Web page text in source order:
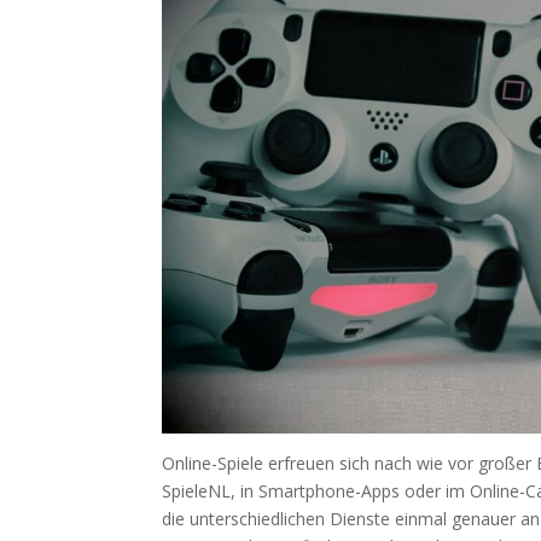
Online-Spiele erfreuen sich nach wie vor
SpieleNL, in Smartphone-Apps oder im Online-
die unterschiedlichen Dienste einmal genauer